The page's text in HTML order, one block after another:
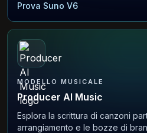
Prova Suno V6
MODELLO MUSICALE
Producer AI Music
Esplora la scrittura di canzoni
arrangiamento e le bozze di